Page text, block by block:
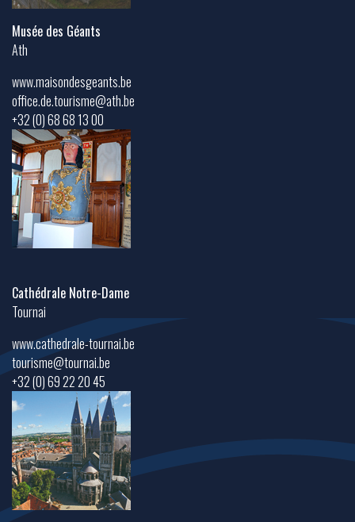
Musée des Géants
Ath
www.maisondesgeants.be
office.de.tourisme@ath.be
+32 (0) 68 68 13 00
Cathédrale Notre-Dame
Tournai
www.cathedrale-tournai.be
tourisme@tournai.be
+32 (0) 69 22 20 45